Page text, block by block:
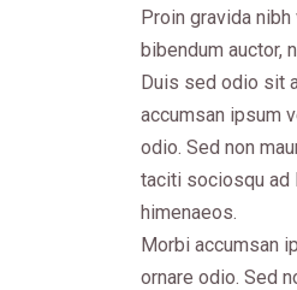
Proin gravida
bibendum auctor,
Duis sed odio sit
accumsan ipsum
odio. Sed non
taciti sociosqu ad
himenaeos.
Morbi accumsan
ornare odio. Sed